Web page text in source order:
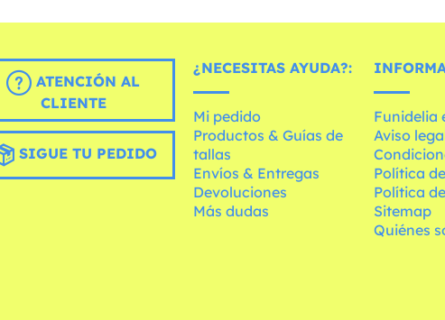
ATENCIÓN AL
CLIENTE
SIGUE TU PEDIDO
¿NECESITAS AYUDA?:
Mi pedido
Productos & Guías de
tallas
Envíos & Entregas
Devoluciones
Más dudas
Funidelia
Aviso
Política
Política
Sitemap
Quiénes